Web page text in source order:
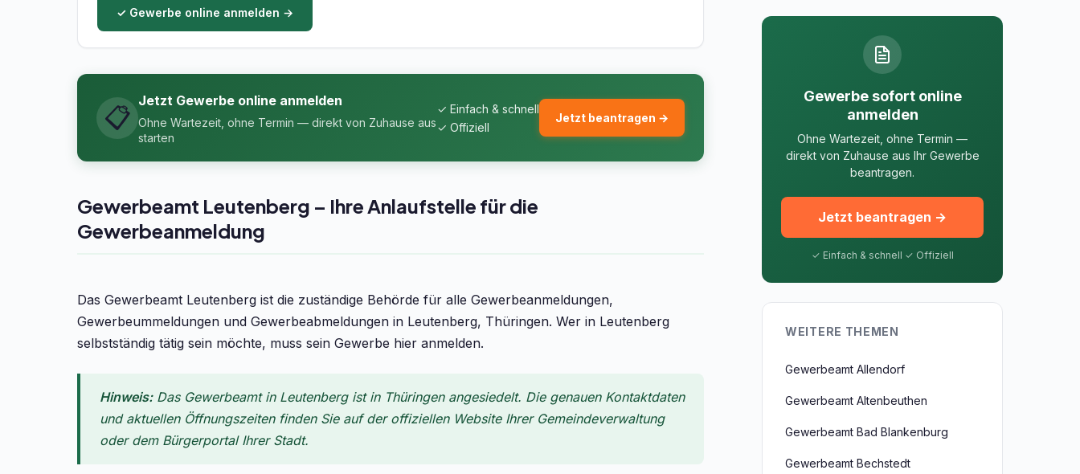
✓ Gewerbe online anmelden →
📋
Jetzt Gewerbe online anmelden
Ohne Wartezeit, ohne Termin — direkt von Zuhause aus
starten
✓ Einfach & schnell
✓ Offiziell
Jetzt beantragen →
Gewerbeamt Leutenberg – Ihre Anlaufstelle für die
Gewerbeanmeldung
Das Gewerbeamt Leutenberg ist die zuständige Behörde für alle Gewerbeanmeldungen,
Gewerbeummeldungen und Gewerbeabmeldungen in Leutenberg, Thüringen. Wer in Leutenberg
selbstständig tätig sein möchte, muss sein Gewerbe hier anmelden.
Hinweis:Das Gewerbeamt in Leutenberg ist in Thüringen angesiedelt. Die genauen Kontaktdaten
und aktuellen Öffnungszeiten finden Sie auf der offiziellen Website Ihrer Gemeindeverwaltung
oder dem Bürgerportal Ihrer Stadt.
Gewerbe sofort online
anmelden
Ohne Wartezeit, ohne Termin —
direkt von Zuhause aus Ihr Gewerbe
beantragen.
Jetzt beantragen →
✓ Einfach & schnell ✓ Offiziell
WEITERE THEMEN
Gewerbeamt Allendorf
Gewerbeamt Altenbeuthen
Gewerbeamt Bad Blankenburg
Gewerbeamt Bechstedt